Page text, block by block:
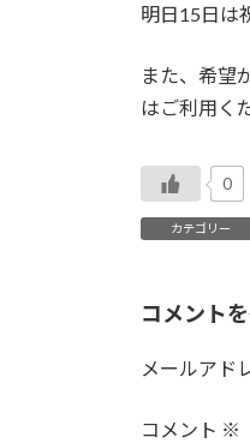
明日15日は
また、希望
はご利用く
0
カテゴリー
コメント
メールアド
コメント ※